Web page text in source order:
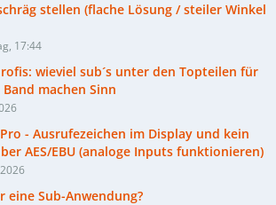
stellen (flache Lösung / steiler Winkel
17:44
wieviel sub´s unter den Topteilen für
machen Sinn
Pro - Ausrufezeichen im Display und kein
AES/EBU (analoge Inputs funktionieren)
eine Sub-Anwendung?